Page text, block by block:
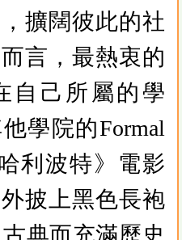
擴闊彼此的社
言，最熱衷的
自己所屬的學
學院的Formal
利波特》電影
披上黑色長袍
古典而充滿歷史